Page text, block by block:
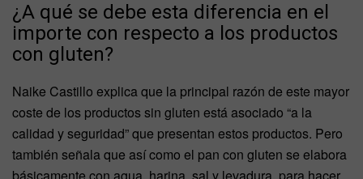
¿A qué se debe esta diferencia en el
importe con respecto a los productos
con gluten?
Naike Castillo explica que la principal razón de este mayor
coste de los productos sin gluten está asociado “a la
calidad y seguridad” que presentan estos productos. Pero
también señala que así como el pan con gluten se elabora